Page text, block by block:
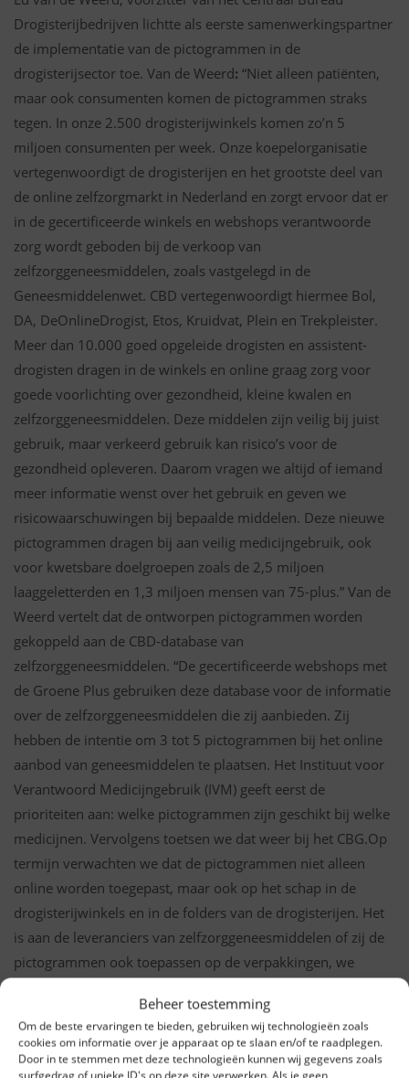
Beheer toestemming
Om de beste ervaringen te bieden, gebruiken wij technologieën zoals
cookies om informatie over je apparaat op te slaan en/of te raadplegen.
Door in te stemmen met deze technologieën kunnen wij gegevens zoals
surfgedrag of unieke ID's op deze site verwerken. Als je geen
Drogisterijbedrijven lichtte als eerste samenwerkingspartner
de implementatie van de pictogrammen in de
drogisterijsector toe. Van de Weerd: “Niet alleen patiënten,
maar ook consumenten komen de pictogrammen straks
tegen. In onze 2.500 drogisterijwinkels komen zo’n 5
miljoen consumenten per week. Onze koepelorganisatie
vertegenwoordigt de drogisterijen en het grootste deel van
de online zelfzorgmarkt in Nederland en zorgt ervoor dat er
in de gecertificeerde winkels en webshops verantwoorde
zorg wordt geboden bij de verkoop van
zelfzorggeneesmiddelen, zoals vastgelegd in de
Geneesmiddelenwet. CBD vertegenwoordigt hiermee Bol,
DA, DeOnlineDrogist, Etos, Kruidvat, Plein en Trekpleister.
Meer dan 10.000 goed opgeleide drogisten en assistent-
drogisten dragen in de winkels en online graag zorg voor
goede voorlichting over gezondheid, kleine kwalen en
zelfzorggeneesmiddelen. Deze middelen zijn veilig bij juist
gebruik, maar verkeerd gebruik kan risico’s voor de
gezondheid opleveren. Daarom vragen we altijd of iemand
meer informatie wenst over het gebruik en geven we
risicowaarschuwingen bij bepaalde middelen. Deze nieuwe
pictogrammen dragen bij aan veilig medicijngebruik, ook
voor kwetsbare doelgroepen zoals de 2,5 miljoen
laaggeletterden en 1,3 miljoen mensen van 75-plus.” Van de
Weerd vertelt dat de ontworpen pictogrammen worden
gekoppeld aan de CBD-database van
zelfzorggeneesmiddelen. “De gecertificeerde webshops met
de Groene Plus gebruiken deze database voor de informatie
over de zelfzorggeneesmiddelen die zij aanbieden. Zij
hebben de intentie om 3 tot 5 pictogrammen bij het online
aanbod van geneesmiddelen te plaatsen. Het Instituut voor
Verantwoord Medicijngebruik (IVM) geeft eerst de
prioriteiten aan: welke pictogrammen zijn geschikt bij welke
medicijnen. Vervolgens toetsen we dat weer bij het CBG.Op
termijn verwachten we dat de pictogrammen niet alleen
online worden toegepast, maar ook op het schap in de
drogisterijwinkels en in de folders van de drogisterijen. Het
is aan de leveranciers van zelfzorggeneesmiddelen of zij de
pictogrammen ook toepassen op de verpakkingen, we